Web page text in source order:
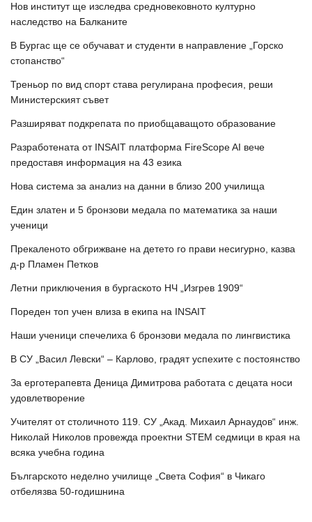
Нов институт ще изследва средновековното културно
наследство на Балканите
В Бургас ще се обучават и студенти в направление „Горско
стопанство“
Треньор по вид спорт става регулирана професия, реши
Министерският съвет
Разширяват подкрепата по приобщаващото образование
Разработената от INSAIT платформа FireScope AI вече
предоставя информация на 43 езика
Нова система за анализ на данни в близо 200 училища
Един златен и 5 бронзови медала по математика за наши
ученици
Прекаленото обгрижване на детето го прави несигурно, казва
д-р Пламен Петков
Летни приключения в бургаското НЧ „Изгрев 1909“
Пореден топ учен влиза в екипа на INSAIT
Наши ученици спечелиха 6 бронзови медала по лингвистика
В СУ „Васил Левски“ – Карлово, градят успехите с постоянство
За ерготерапевта Деница Димитрова работата с децата носи
удовлетворение
Учителят от столичното 119. СУ „Акад. Михаил Арнаудов“ инж.
Николай Николов провежда проектни STEM седмици в края на
всяка учебна година
Българското неделно училище „Света София“ в Чикаго
отбелязва 50-годишнина